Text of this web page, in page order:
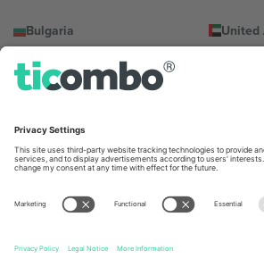
Bulgaria
Totleben 53-55, 1606 Sofia,
Bulgaria
United
Building
Mexico
Av Chapultepec 360, Roma
Norte, Cuauhtémoc, 06700
Ciudad de México, CDMX,
Mexico
პლატფორმის პროვაიდერის იურიდიული